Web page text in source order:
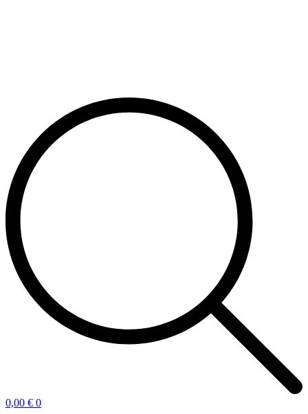
0,00 € 0